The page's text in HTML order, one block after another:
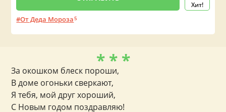
Хит!
От Деда Мороза5
* * *
За окошком блеск пороши,
В доме огоньки сверкают,
Я тебя, мой друг хороший,
С Новым годом поздравляю!